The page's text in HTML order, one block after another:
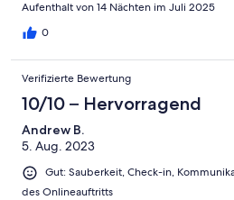
local olive oil was much appreciated.
music too. We also went to the beach
walk away to the left of the villa and
the food excellent. A very relaxing
Aufenthalt von 14 Nächten im Juli 2025
0
Verifizierte Bewertung
10/10 – Hervorragend
Andrew B.
5. Aug. 2023
Gut: Sauberkeit, Check-in,
des Onlineauftritts